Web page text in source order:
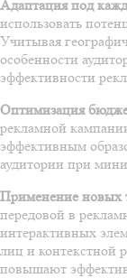
Адаптация под
использовать
Учитывая
особенности
эффективности
Оптимизация
рекламной
эффективным
аудитории при
Применение новых
передовой в
интерактивных
лиц и контекстной
повышают